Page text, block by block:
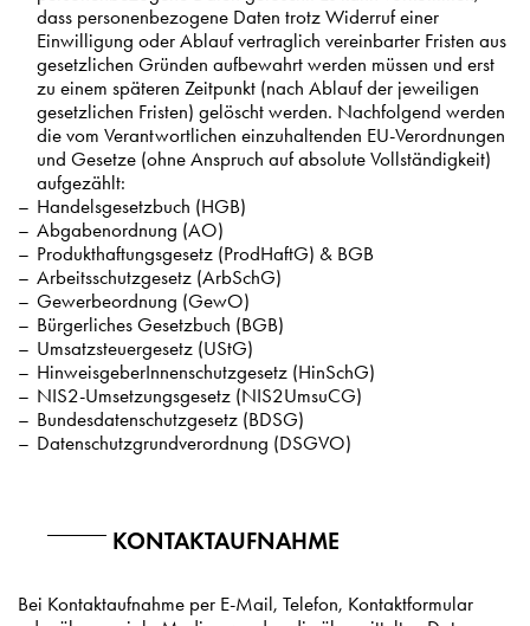
dass personenbezogene Daten trotz Widerruf einer
Einwilligung oder Ablauf vertraglich vereinbarter Fristen aus
gesetzlichen Gründen aufbewahrt werden müssen und erst
zu einem späteren Zeitpunkt (nach Ablauf der jeweiligen
gesetzlichen Fristen) gelöscht werden. Nachfolgend werden
die vom Verantwortlichen einzuhaltenden EU-Verordnungen
und Gesetze (ohne Anspruch auf absolute Vollständigkeit)
aufgezählt:
Handelsgesetzbuch (HGB)
Abgabenordnung (AO)
Produkthaftungsgesetz (ProdHaftG) & BGB
Arbeitsschutzgesetz (ArbSchG)
Gewerbeordnung (GewO)
Bürgerliches Gesetzbuch (BGB)
Umsatzsteuergesetz (UStG)
HinweisgeberInnenschutzgesetz (HinSchG)
NIS2-Umsetzungsgesetz (NIS2UmsuCG)
Bundesdatenschutzgesetz (BDSG)
Datenschutzgrundverordnung (DSGVO)
KONTAKTAUFNAHME
Bei Kontaktaufnahme per E-Mail, Telefon, Kontaktformular